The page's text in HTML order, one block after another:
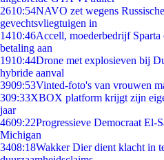
2610:54NAVO zet wegens
gevechtsvliegtuigen in
1410:46Accell, moederbedrijf Sparta
betaling aan
1910:44Drone met explosieven bij
hybride aanval
3909:53Vinted-foto's van vrouwen
309:33XBOX platform krijgt zijn
jaar
4609:22Progressieve Democraat
Michigan
3408:18Wakker Dier dient klacht in